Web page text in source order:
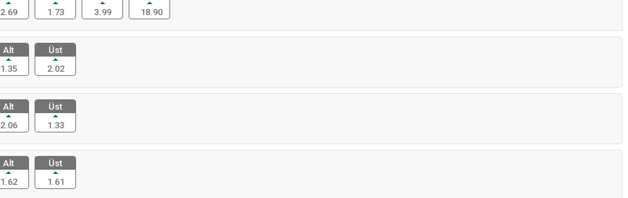
2.69
1.73
3.99
18.90
Alt
1.35
Üst
2.02
Alt
2.06
Üst
1.33
Alt
1.62
Üst
1.61